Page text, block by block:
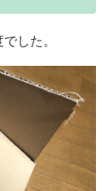
した。